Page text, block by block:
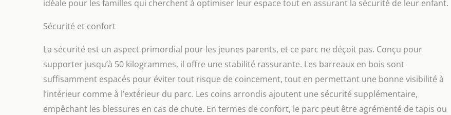
idéale pour les familles qui cherchent à optimiser leur espace tout en assurant la sécurité de leur enfant.
Sécurité et confort
La sécurité est un aspect primordial pour les jeunes parents, et ce parc ne déçoit pas. Conçu pour
supporter jusqu’à 50 kilogrammes, il offre une stabilité rassurante. Les barreaux en bois sont
suffisamment espacés pour éviter tout risque de coincement, tout en permettant une bonne visibilité à
l’intérieur comme à l’extérieur du parc. Les coins arrondis ajoutent une sécurité supplémentaire,
empêchant les blessures en cas de chute. En termes de confort, le parc peut être agrémenté de tapis ou